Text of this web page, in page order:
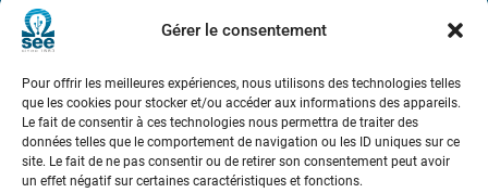
Gérer le consentement
Pour offrir les meilleures expériences, nous utilisons des technologies telles
que les cookies pour stocker et/ou accéder aux informations des appareils.
Le fait de consentir à ces technologies nous permettra de traiter des
données telles que le comportement de navigation ou les ID uniques sur ce
site. Le fait de ne pas consentir ou de retirer son consentement peut avoir
un effet négatif sur certaines caractéristiques et fonctions.
Bicentenaire des découvertes d’André-
Métro : « Boissière » Ligne 6 et « Iéna » Ligne 9
N° de SIREN : 785 393 232, Code APE : 9412Z TVA intra-
communautaire : FR44 785 393 232